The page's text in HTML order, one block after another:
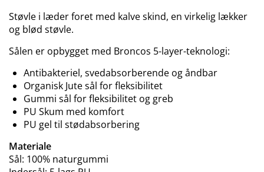
Støvle i læder foret med kalve skind, en virkelig lækker
og blød støvle.
Sålen er opbygget med Broncos 5-layer-teknologi:
Antibakteriel, svedabsorberende og åndbar
Organisk Jute sål for fleksibilitet
Gummi sål for fleksibilitet og greb
PU Skum med komfort
PU gel til stødabsorbering
Materiale
Sål: 100% naturgummi